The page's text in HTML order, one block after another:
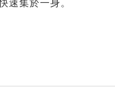
速集於一身。